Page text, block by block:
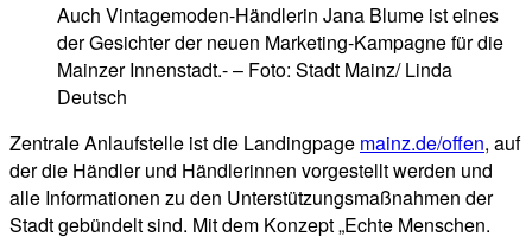
Auch Vintagemoden-Händlerin Jana Blume ist eines
der Gesichter der neuen Marketing-Kampagne für die
Mainzer Innenstadt.- – Foto: Stadt Mainz/ Linda
Deutsch
Zentrale Anlaufstelle ist die Landingpage mainz.de/offen, auf
der die Händler und Händlerinnen vorgestellt werden und
alle Informationen zu den Unterstützungsmaßnahmen der
Stadt gebündelt sind. Mit dem Konzept „Echte Menschen.